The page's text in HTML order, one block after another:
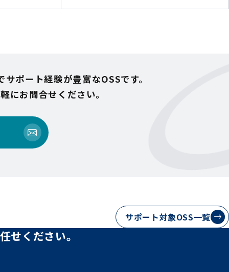
ポート経験が豊富なOSSです。
にお問合せください。
サポート対象OSS一覧
せください。